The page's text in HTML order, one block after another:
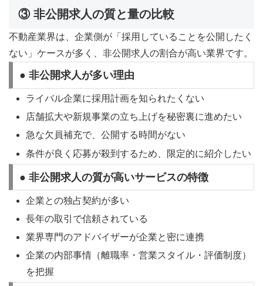
③ 非公開求人の質と量の比較
不動産業界は、企業側が「採用していることを公開したく
ない」ケースが多く、非公開求人の割合が高い業界です。
● 非公開求人が多い理由
ライバル企業に採用計画を知られたくない
店舗拡大や新規事業の立ち上げを秘密裏に進めたい
急な欠員補充で、公開する時間がない
条件が良く応募が殺到するため、限定的に紹介したい
● 非公開求人の質が高いサービスの特徴
企業との独占契約が多い
長年の取引で信頼されている
業界専門のアドバイザーが企業と密に連携
企業の内部事情（離職率・営業スタイル・評価制度）
を把握